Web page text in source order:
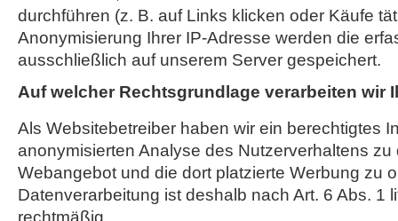
durchführen (z. B. auf Links klicken oder Käufe
Anonymisierung Ihrer IP-Adresse werden die
ausschließlich auf unserem Server gespeichert.
Auf welcher Rechtsgrundlage verarbeiten wir
Als Websitebetreiber haben wir ein berechtigtes
anonymisierten Analyse des Nutzerverhaltens
Webangebot und die dort platzierte Werbung zu
Datenverarbeitung ist deshalb nach Art. 6 Abs. 1
rechtmäßig.